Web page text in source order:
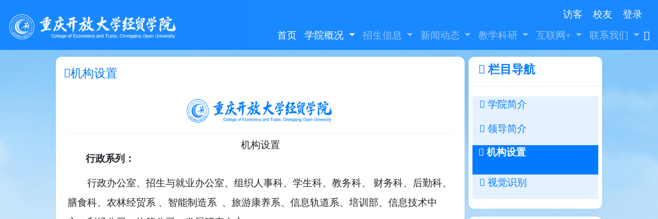
访客 校友
登录
首页
学院概况 招生信息 新闻动态 教学科研 互联网+ 联系我们
机构设置
机构设置
行政系列：
行政办公室、招生与就业办公室、组织人事科、学生科、教务科、 财务科、后勤科、
膳食科、农林经贸系 、智能制造系 、旅游康养系、信息轨道系、培训部、信息技术中
栏目导航
学院简介
领导简介
机构设置
视觉识别